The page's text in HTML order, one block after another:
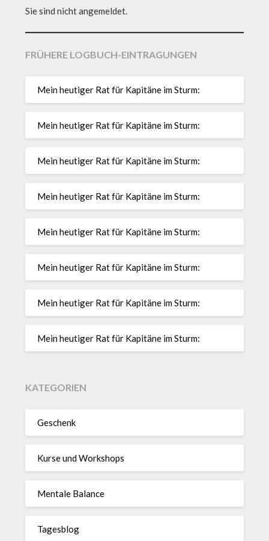
Sie sind nicht angemeldet.
FRÜHERE LOGBUCH-EINTRAGUNGEN
Mein heutiger Rat für Kapitäne im Sturm:
Mein heutiger Rat für Kapitäne im Sturm:
Mein heutiger Rat für Kapitäne im Sturm:
Mein heutiger Rat für Kapitäne im Sturm:
Mein heutiger Rat für Kapitäne im Sturm:
Mein heutiger Rat für Kapitäne im Sturm:
Mein heutiger Rat für Kapitäne im Sturm:
Mein heutiger Rat für Kapitäne im Sturm:
KATEGORIEN
Geschenk
Kurse und Workshops
Mentale Balance
Tagesblog